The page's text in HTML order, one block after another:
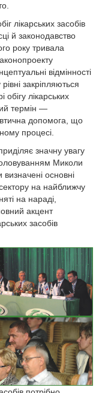
лікарських засобів
й законодавство
року тривала
відмінності
закріпляються
обігу лікарських
термін —
допомога, що
процесі.
значну увагу
Миколи
основні
на найближчу
на нараді,
акцент
засобів